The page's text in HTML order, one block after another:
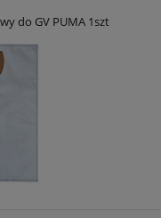
do GV PUMA 1szt